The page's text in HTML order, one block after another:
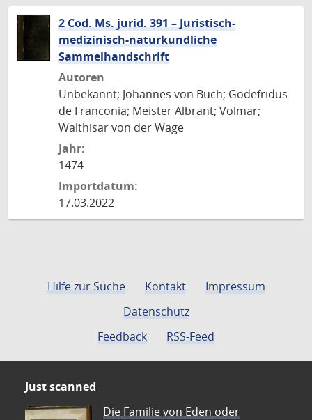
2 Cod. Ms. jurid. 391 – Juristisch-
medizinisch-naturkundliche
Sammelhandschrift
Autoren
Unbekannt; Johannes von Buch; Godefridus
de Franconia; Meister Albrant; Volmar;
Walthisar von der Wage
Jahr:
1474
Importdatum:
17.03.2022
Hilfe zur Suche Kontakt
Impressum
Datenschutz
Feedback
RSS-Feed
Just scanned
Die Familie von Eden oder